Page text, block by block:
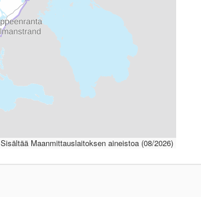
Sisältää Maanmittauslaitoksen aineistoa (08/2026)